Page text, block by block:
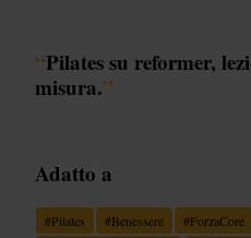
“Pilates su reformer,
misura.”
Adatto a
#Pilates #Benessere #ForzaCore